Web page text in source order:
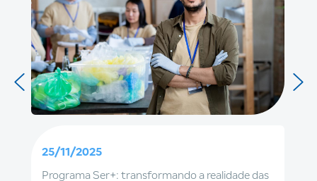
25/11/2025
Programa Ser+: transformando a realidade das